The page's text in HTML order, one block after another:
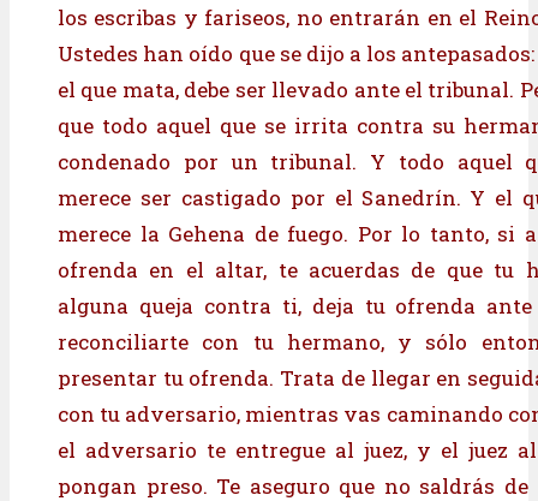
los escribas y fariseos, no entrarán en el
Ustedes han oído que se dijo a los
el que mata, debe ser llevado ante el tribunal.
que todo aquel que se irrita contra su
condenado por un tribunal. Y todo aquel
merece ser castigado por el Sanedrín. Y el
merece la Gehena de fuego. Por lo tanto, si
ofrenda en el altar, te acuerdas de que tu
alguna queja contra ti, deja tu ofrenda
reconciliarte con tu hermano, y sólo
presentar tu ofrenda. Trata de llegar en
con tu adversario, mientras vas caminando
el adversario te entregue al juez, y el juez
pongan preso. Te aseguro que no saldrás